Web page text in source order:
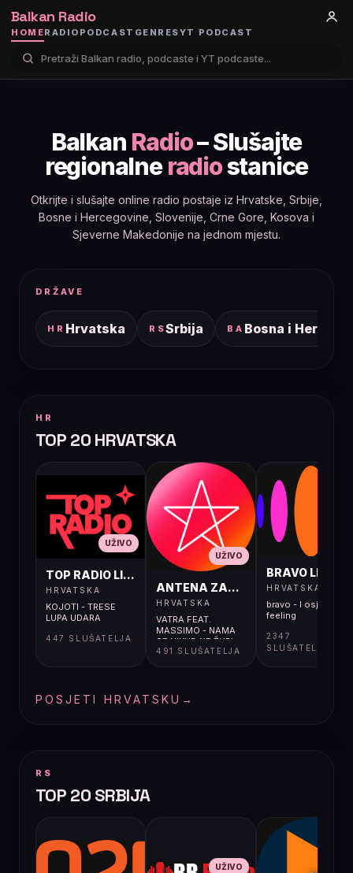
Balkan Radio
HOMERADIO PODCAST GENRESYT PODCAST
Balkan Radio– Slušajte
regionalneradiostanice
Otkrijte i slušajte online radio postaje iz Hrvatske, Srbije,
Bosne i Hercegovine, Slovenije, Crne Gore, Kosova i
Sjeverne Makedonije na jednom mjestu.
DRŽAVE
HR Hrvatska RSSrbija BA Bosna i
HR
TOP 20 HRVATSKA
UŽIVO
TOP RADIO LIVE
HRVATSKA
KOJOTI - TRESE
LUPA UDARA
447 SLUŠATELJA
UŽIVO
ANTENA ZAGREB LIVE
HRVATSKA
VATRA FEAT.
MASSIMO - NAMA
SE NIKUD NE ŽURI
491 SLUŠATELJA
BRAVO LIVE
HRVATSKA
bravo - I osjećaj i
feeling
2347
SLUŠATELJA
POSJETI HRVATSKU →
RS
TOP 20 SRBIJA
UŽIVO